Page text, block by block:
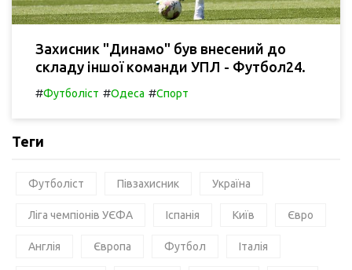
Захисник "Динамо" був внесений до
складу іншої команди УПЛ - Футбол24.
#Футболіст #Одеса #Спорт
Теги
Футболіст Півзахисник Україна
Ліга чемпіонів УЄФА Іспанія Київ Євро
Англія Європа Футбол Італія